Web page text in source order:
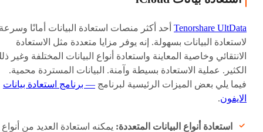
Tenorshare UltData أحد أكثر منصات استعادة البيانات أمانًا
لاستعادة البيانات بسهولة. إنه يوفر مزايا متعددة مثل الاستعادة
الانتقائي وخاصية المعاينة واستعادة أنواع البيانات المختلفة وغير
الكثير. عملية الاستعادة بسيطة وآمنة. البيانات المستردة محمية.
فيما يلي بعض الميزات الرئيسية لبرنامج — برنامج استعادة بيانات
الايفون.
استعادة أنواع البيانات المتعددة: يمكنه استعادة العديد من أنواع